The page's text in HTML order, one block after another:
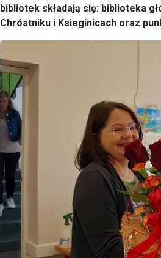
bibliotek składają się: biblioteka
Chróstniku i Ksieginicach oraz